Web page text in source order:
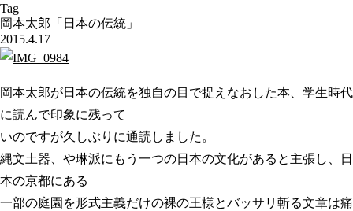
Tag
岡本太郎「日本の伝統」
2015.4.17
岡本太郎が日本の伝統を独自の目で捉えなおした本、学生時代
に読んで印象に残って
いのですが久しぶりに通読しました。
縄文土器、や琳派にもう一つの日本の文化があると主張し、日
本の京都にある
一部の庭園を形式主義だけの裸の王様とバッサリ斬る文章は痛